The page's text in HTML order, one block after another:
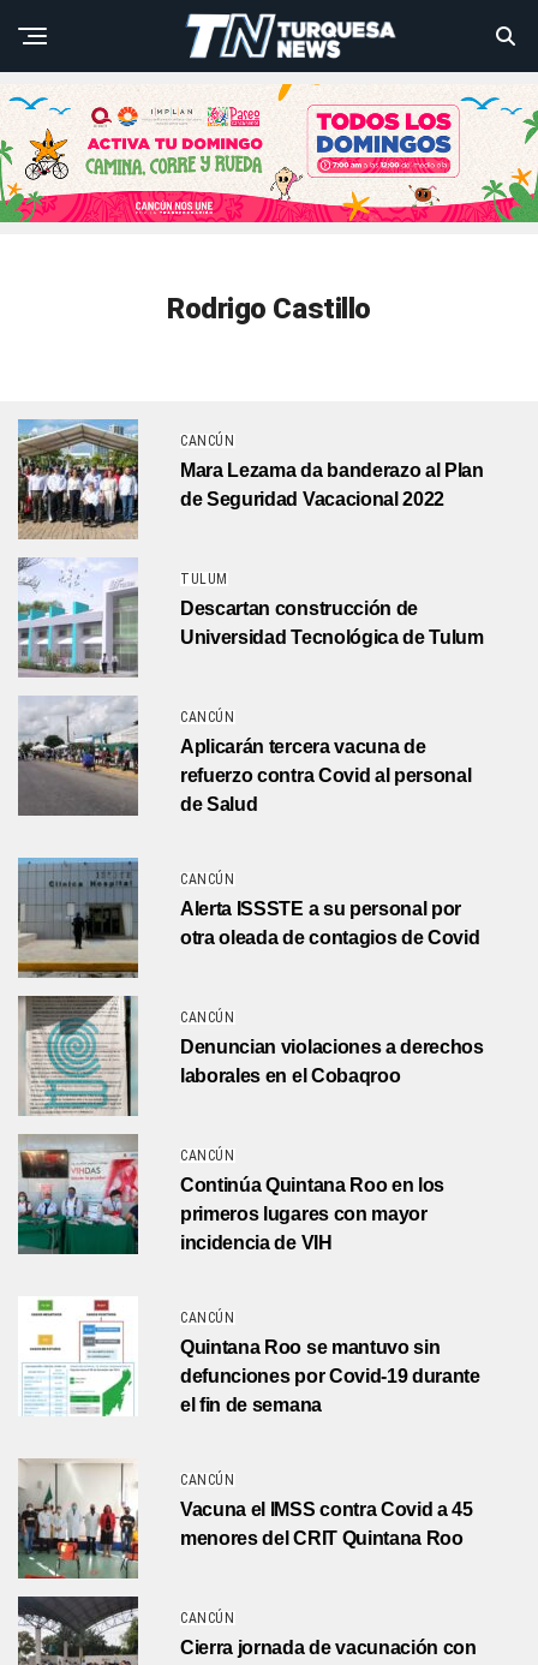
Rodrigo Castillo
CANCÚN
Mara Lezama da banderazo al Plan
de Seguridad Vacacional 2022
TULUM
Descartan construcción de
Universidad Tecnológica de Tulum
CANCÚN
Aplicarán tercera vacuna de
refuerzo contra Covid al personal
de Salud
CANCÚN
Alerta ISSSTE a su personal por
otra oleada de contagios de Covid
CANCÚN
Denuncian violaciones a derechos
laborales en el Cobaqroo
CANCÚN
Continúa Quintana Roo en los
primeros lugares con mayor
incidencia de VIH
CANCÚN
Quintana Roo se mantuvo sin
defunciones por Covid-19 durante
el fin de semana
CANCÚN
Vacuna el IMSS contra Covid a 45
menores del CRIT Quintana Roo
CANCÚN
Cierra jornada de vacunación con